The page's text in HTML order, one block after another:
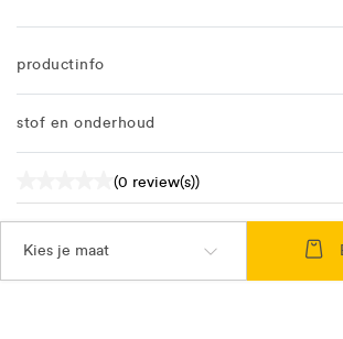
productinfo
stof en onderhoud
(0 review(s))
Kies je maat